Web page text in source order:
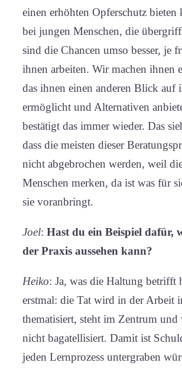
einen erhöhten Opferschutz bieten
bei jungen Menschen, die
sind die Chancen umso besser, je
ihnen arbeiten. Wir machen ihnen
das ihnen einen anderen Blick auf
ermöglicht und Alternativen
bestätigt das immer wieder. Das
dass die meisten dieser
nicht abgebrochen werden, weil
Menschen merken, da ist was für
sie voranbringt.
Joel: Hast du ein Beispiel dafür,
der Praxis aussehen kann?
Heiko: Ja, was die Haltung betrifft
erstmal: die Tat wird in der Arbeit
thematisiert, steht im Zentrum und
nicht bagatellisiert. Damit ist
jeden Lernprozess untergraben